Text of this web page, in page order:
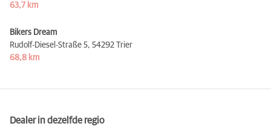
63,7 km
Bikers Dream
Rudolf-Diesel-Straße 5, 54292 Trier
68,8 km
Dealer in dezelfde regio